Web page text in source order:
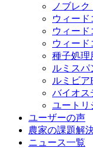
ノブレク
ウィード
ウィード
ウィード
種子処理
ルミスパ
ルミビア
バイオス
ユートリ
ユーザーの声
農家の課題解
ニュース一覧